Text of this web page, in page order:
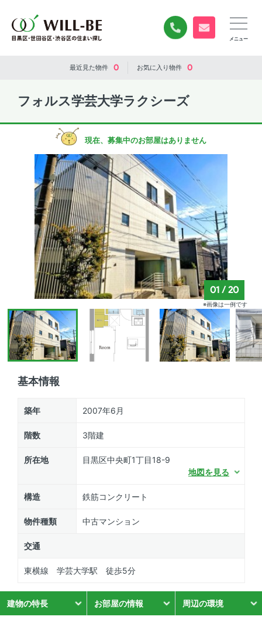
0120-840-834
無料お問い合
最近見た物件 0 お気に入り物件 0
フォルス学芸大学ラクシーズ
現在、募集中のお部屋はありません
基本情報
築年 2007年6月
階数 3階建
所在地
目黒区中央町1丁目18-9
地図を見る
構造 鉄筋コンクリート
物件種類 中古マンション
交通
東横線 学芸大学駅 徒歩5分
建物の特長 お部屋の情報 周辺の環境
01 /20
※画像は一例です